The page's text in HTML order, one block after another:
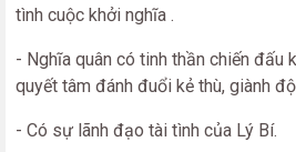
tình cuộc khởi nghĩa .
- Nghĩa quân có tinh thần chiến đấu
quyết tâm đánh đuổi kẻ thù, giành
- Có sự lãnh đạo tài tình của Lý Bí.